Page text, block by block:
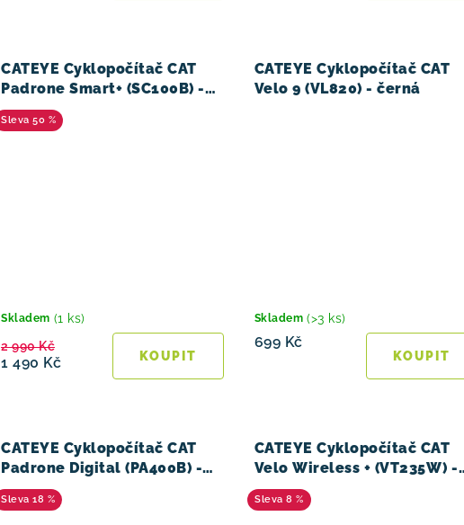
CATEYE Cyklopočítač CAT
Padrone Smart+ (SC100B) -
černá
50 %
Skladem (1 ks)
1 490 Kč
2 990 Kč
CATEYE Cyklopočítač CAT
Velo 9 (VL820) - černá
Skladem (>3 ks)
699 Kč
CATEYE Cyklopočítač CAT
Padrone Digital (PA400B) -
černá
18 %
CATEYE Cyklopočítač CAT
Velo Wireless + (VT235W) -
bílá
8 %